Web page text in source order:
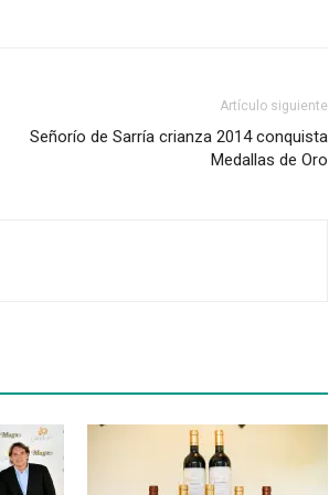
Artículo siguiente
Señorío de Sarría crianza 2014 conquista
Medallas de Oro